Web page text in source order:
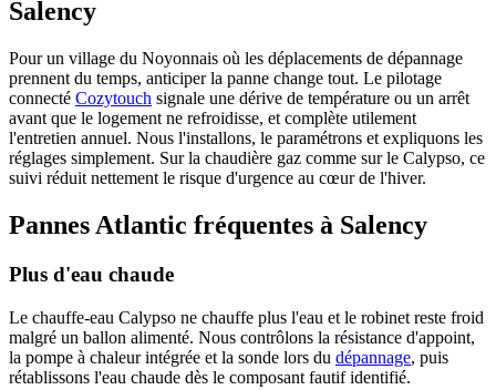
Salency
Pour un village du Noyonnais où les déplacements de dépannage
prennent du temps, anticiper la panne change tout. Le pilotage
connecté Cozytouch signale une dérive de température ou un arrêt
avant que le logement ne refroidisse, et complète utilement
l'entretien annuel. Nous l'installons, le paramétrons et expliquons les
réglages simplement. Sur la chaudière gaz comme sur le Calypso, ce
suivi réduit nettement le risque d'urgence au cœur de l'hiver.
Pannes Atlantic fréquentes à Salency
Plus d'eau chaude
Le chauffe-eau Calypso ne chauffe plus l'eau et le robinet reste froid
malgré un ballon alimenté. Nous contrôlons la résistance d'appoint,
la pompe à chaleur intégrée et la sonde lors du dépannage, puis
rétablissons l'eau chaude dès le composant fautif identifié.